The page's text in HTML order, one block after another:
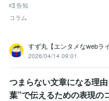
告知
コラム
すず丸【エンタメなwebラ
2026/04/14 09:01
つまらない文章になる理
葉”で伝えるための表現の